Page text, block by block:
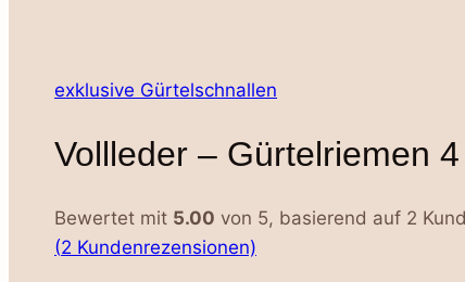
exklusive Gürtelschnallen
Vollleder – Gürtelriemen
Bewertet mit 5.00 von 5, basierend auf 2
(2 Kundenrezensionen)